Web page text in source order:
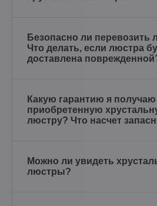
Безопасно ли перевозить
Что делать, если люстра
доставлена
Какую гарантию я
приобретенную
люстру? Что насчет
Можно ли увидеть
люстры?